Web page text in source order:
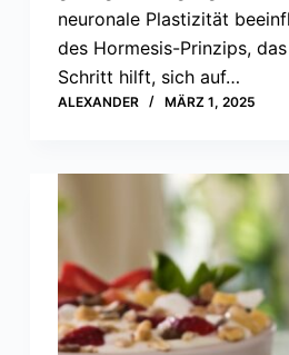
neuronale Plastizität
des Hormesis-Prinzips,
Schritt hilft, sich auf…
ALEXANDER MÄRZ 1, 2025